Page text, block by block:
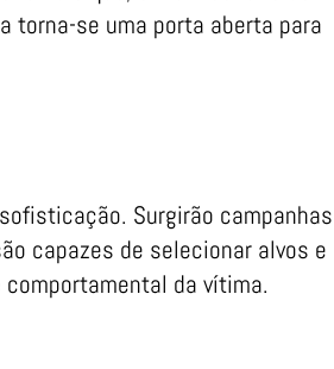
torna-se uma porta aberta para
Surgirão campanhas
capazes de selecionar alvos e
da vítima.